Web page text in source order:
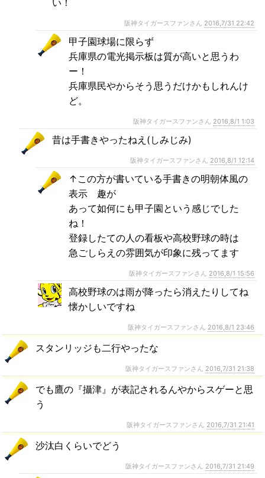
い！
阪神タイガースファンさん 2016,7/31 22:42
甲子園球場に限らず
兵庫県の電光掲示板は質が高いと思うわ
ー！
兵庫県民やからそう思うだけかもしれんけ
ど。
阪神タイガースファンさん 2016,8/1 1:03
昔は手書きやったねえ(しみじみ)
阪神タイガースファンさん 2016,8/1 12:14
↑この方が書いている手書きの明朝体風の
表示 趣が
あって如何にも甲子園という感じでした
ね！
登録したての人の看板や高校野球の時は
急ごしらえの雰囲気が印象に残ってます
阪神タイガースファンさん 2016,8/1 15:56
高校野球のは雨が降ったら消えたりしてね
懐かしいですね
阪神タイガースファンさん 2016,8/1 23:46
スタンリッジも二行やったな
阪神タイガースファンさん 2016,7/31 21:38
でも鷹の『攝津』が表記されるんやからスゲーと思
う
阪神タイガースファンさん 2016,7/31 21:41
沙汰白くらいでどう
阪神タイガースファンさん 2016,7/31 21:49